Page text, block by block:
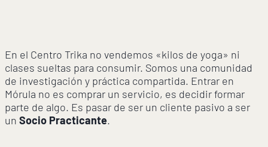
En el Centro Trika no vendemos «kilos de yoga» ni
clases sueltas para consumir. Somos una comunidad
de investigación y práctica compartida. Entrar en
Mórula no es comprar un servicio, es decidir formar
parte de algo. Es pasar de ser un cliente pasivo a ser
un Socio Practicante.